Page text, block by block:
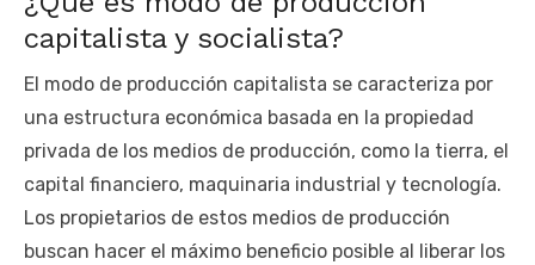
capitalista y socialista?
El modo de producción capitalista se caracteriza por
una estructura económica basada en la propiedad
privada de los medios de producción, como la tierra, el
capital financiero, maquinaria industrial y tecnología.
Los propietarios de estos medios de producción
buscan hacer el máximo beneficio posible al liberar los